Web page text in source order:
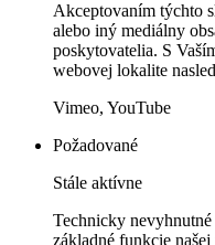
Akceptovaním týchto
alebo iný mediálny
poskytovatelia. S
webovej lokalite
Vimeo, YouTube
Požadované
Stále aktívne
Technicky
základné funkcie